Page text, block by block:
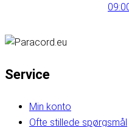
Service
Min konto
Ofte stillede spørgsmål